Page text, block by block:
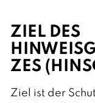
ZIEL DES
ZES
Ziel ist der